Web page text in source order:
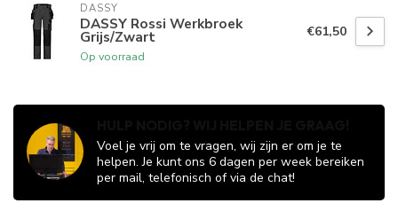
DASSY
DASSY Rossi Werkbroek
Grijs/Zwart
Op voorraad
€61,50
Voel je vrij om te vragen, wij zijn er om je te
helpen. Je kunt ons 6 dagen per week bereiken
per mail, telefonisch of via de chat!